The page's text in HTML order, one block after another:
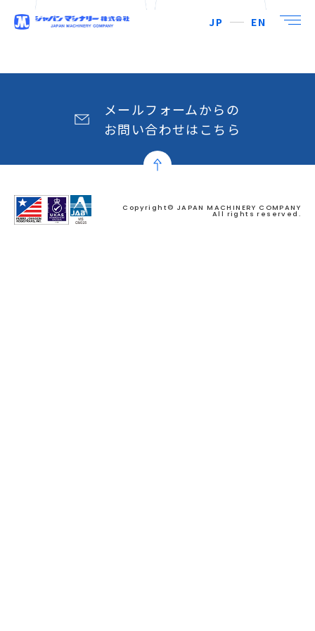
JP EN
メールフォームからの
お問い合わせはこちら
Copyright© JAPAN MACHINERY COMPANY
All rights reserved.